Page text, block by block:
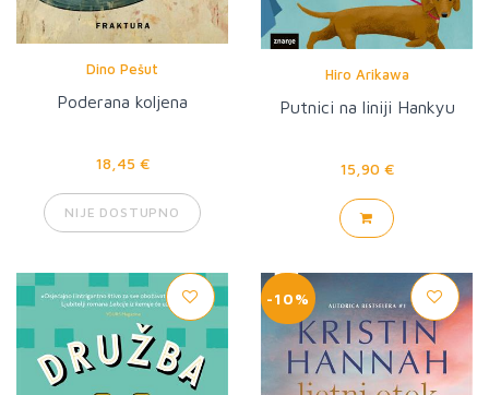
Dino Pešut
Poderana koljena
18,45 €
NIJE DOSTUPNO
Hiro Arikawa
Putnici na liniji Hankyu
15,90 €
-10%